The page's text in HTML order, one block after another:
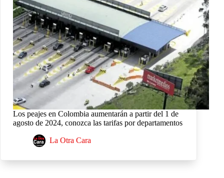
Los peajes en Colombia aumentarán a partir del 1 de
agosto de 2024, conozca las tarifas por departamentos
La Otra Cara